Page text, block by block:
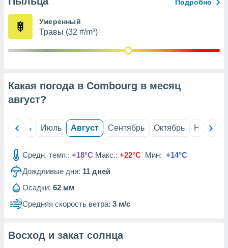
из
рекламы
сведения
Подробно
Умеренный
Травы (32 #/m³)
Какая погода в Combourg в месяц
август?
Июнь Июль Август Сентябрь Октябрь Ноябрь
Средн. темп.: +18°C Макс.: +22°C Мин: +14°C
Дождливые дни: 11 дней
Осадки: 62 мм
Средняя скорость ветра: 3 м/с
Восход и закат солнца